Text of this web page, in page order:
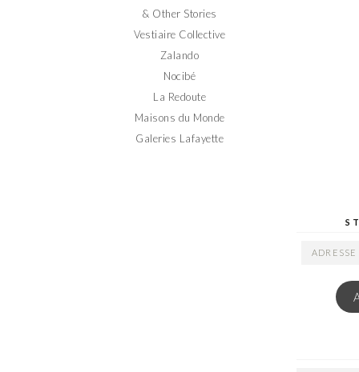
& Other Stories
Vestiaire Collective
Zalando
Nocibé
La Redoute
Maisons du Monde
Galeries Lafayette
ADRESSE